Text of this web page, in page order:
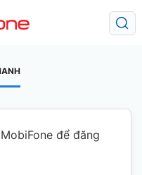
để đăng